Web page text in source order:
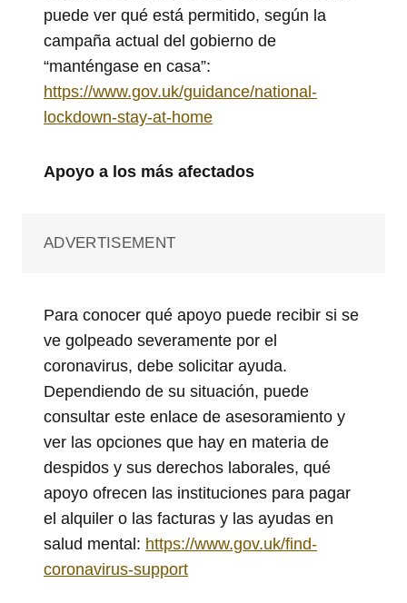
puede ver qué está permitido, según la
campaña actual del gobierno de
“manténgase en casa”:
https://www.gov.uk/guidance/national-
lockdown-stay-at-home
Apoyo a los más afectados
ADVERTISEMENT
Para conocer qué apoyo puede recibir si se
ve golpeado severamente por el
coronavirus, debe solicitar ayuda.
Dependiendo de su situación, puede
consultar este enlace de asesoramiento y
ver las opciones que hay en materia de
despidos y sus derechos laborales, qué
apoyo ofrecen las instituciones para pagar
el alquiler o las facturas y las ayudas en
salud mental: https://www.gov.uk/find-
coronavirus-support